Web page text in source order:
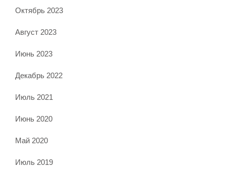
Октябрь 2023
Август 2023
Июнь 2023
Декабрь 2022
Июль 2021
Июнь 2020
Май 2020
Июль 2019